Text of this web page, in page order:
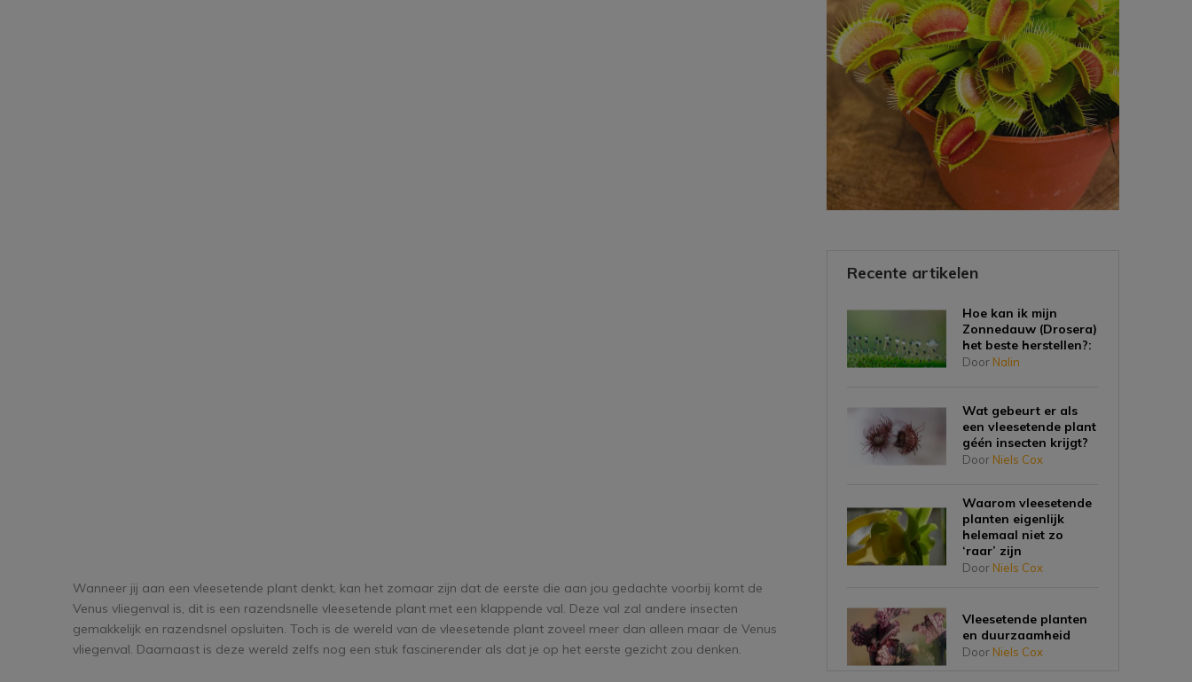
Wanneer jij aan een vleesetende plant denkt, kan het zomaar zijn dat de eerste die aan jou gedachte voorbij komt de
Venus vliegenval is, dit is een razendsnelle vleesetende plant met een klappende val. Deze val zal andere insecten
gemakkelijk en razendsnel opsluiten. Toch is de wereld van de vleesetende plant zoveel meer dan alleen maar de Venus
vliegenval. Daarnaast is deze wereld zelfs nog een stuk fascinerender als dat je op het eerste gezicht zou denken.
Recente artikelen
Hoe kan ik mijn
Zonnedauw (Drosera)
het beste herstellen?:
Door Nalin
Wat gebeurt er als
een vleesetende plant
géén insecten krijgt?
Door Niels Cox
Waarom vleesetende
planten eigenlijk
helemaal niet zo
‘raar’ zijn
Door Niels Cox
Vleesetende planten
en duurzaamheid
Door Niels Cox